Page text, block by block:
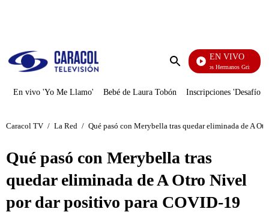
Enviar
EN VIVO
Cuentos De Los Hermanos Grimm
En vivo 'Yo Me Llamo' Bebé de Laura Tobón Inscripciones 'Desafío'
Caracol TV / La Red / Qué pasó con Merybella tras quedar eliminada de A
Qué pasó con Merybella tras
quedar eliminada de A Otro Nivel
por dar positivo para COVID-19